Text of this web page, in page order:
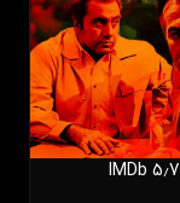
IMDb 5٫7